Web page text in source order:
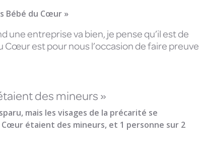
Bébé du Cœur »
entreprise va bien, je pense qu’il est de
Cœur est pour nous l’occasion de faire preuve
des mineurs »
mais les visages de la précarité se
Cœur étaient des mineurs, et 1 personne sur 2